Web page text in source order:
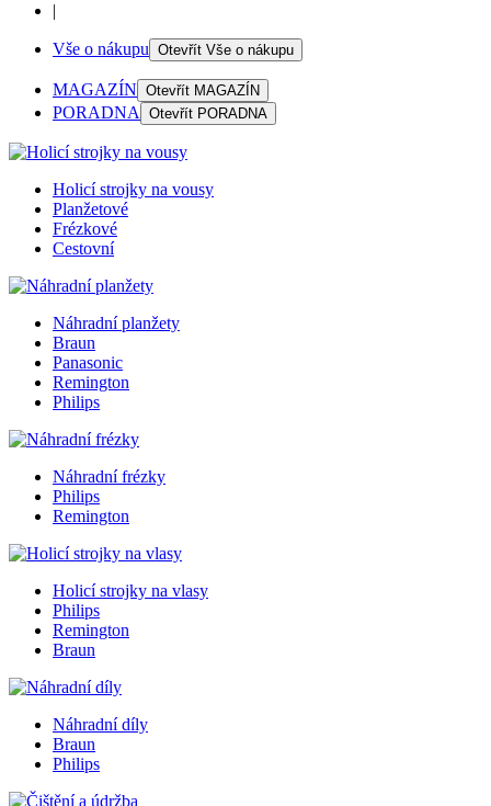
|
Vše o nákupu Otevřít Vše o nákupu
MAGAZÍN Otevřít MAGAZÍN
PORADNA Otevřít PORADNA
Holicí strojky na vousy
Planžetové
Frézkové
Cestovní
Náhradní planžety
Braun
Panasonic
Remington
Philips
Náhradní frézky
Philips
Remington
Holicí strojky na vlasy
Philips
Remington
Braun
Náhradní díly
Braun
Philips